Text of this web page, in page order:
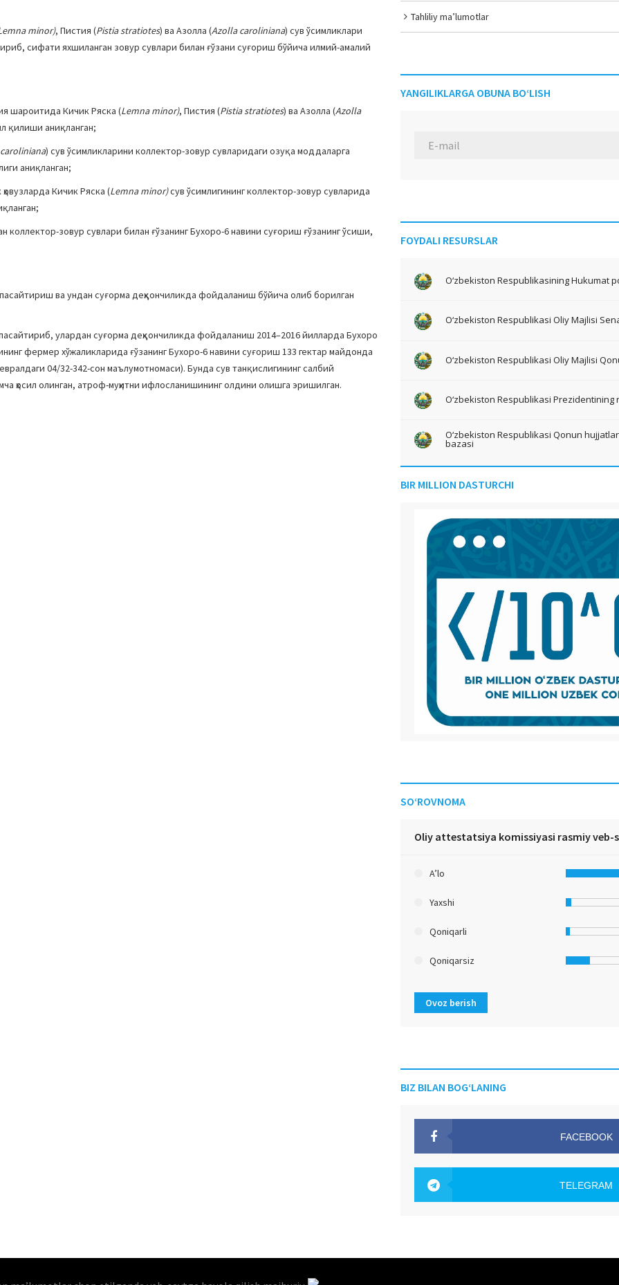
minor), Пистия (Pistia stratiotes) ва Азолла (Azolla caroliniana) сув ўсимликлари
сифати яхшиланган зовур сувлари билан ғўзани суғориш бўйича илмий-амалий
шароитида Кичик Ряска (Lemna minor), Пистия (Pistia stratiotes) ва Азолла (Azolla
қилиши аниқланган;
) сув ўсимликларини коллектор-зовур сувларидаги озуқа моддаларга
аниқланган;
Кичик Ряска (Lemna minor)сув ўсимлигининг коллектор-зовур сувларида
зовур сувлари билан ғўзанинг Бухоро-6 навини суғориш ғўзанинг ўсиши,
ва ундан суғорма деҳқончиликда фойдаланиш бўйича олиб борилган
улардан суғорма деҳқончиликда фойдаланиш 2014–2016 йилларда Бухоро
фермер хўжаликларида ғўзанинг Бухоро-6 навини суғориш 133 гектар майдонда
04/32-342-сон маълумотномаси). Бунда сув танқислигининг салбий
ҳосил олинган, атроф-муҳитни ифлосланишининг олдини олишга эришилган.
Tahliliy ma’lumotlar
YANGILIKLARGA OBUNA BO‘LISH
FOYDALI RESURSLAR
O‘zbekiston Respublikasining Hukumat
O‘zbekiston Respublikasi Oliy Majlisi
O‘zbekiston Respublikasi Oliy Majlisi
O‘zbekiston Respublikasi Prezidentining
O‘zbekiston Respublikasi Qonun
bazasi
BIR MILLION DASTURCHI
SO‘ROVNOMA
Oliy attestatsiya komissiyasi rasmiy
A’lo
Yaxshi
Qoniqarli
Qoniqarsiz
Ovoz berish
BIZ BILAN BOG‘LANING
FACEBOOK
TELEGRAM